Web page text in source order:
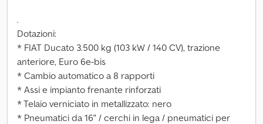
.
Dotazioni:
* FIAT Ducato 3.500 kg (103 kW / 140 CV), trazione
anteriore, Euro 6e-bis
* Cambio automatico a 8 rapporti
* Assi e impianto frenante rinforzati
* Telaio verniciato in metallizzato: nero
* Pneumatici da 16" / cerchi in lega / pneumatici per